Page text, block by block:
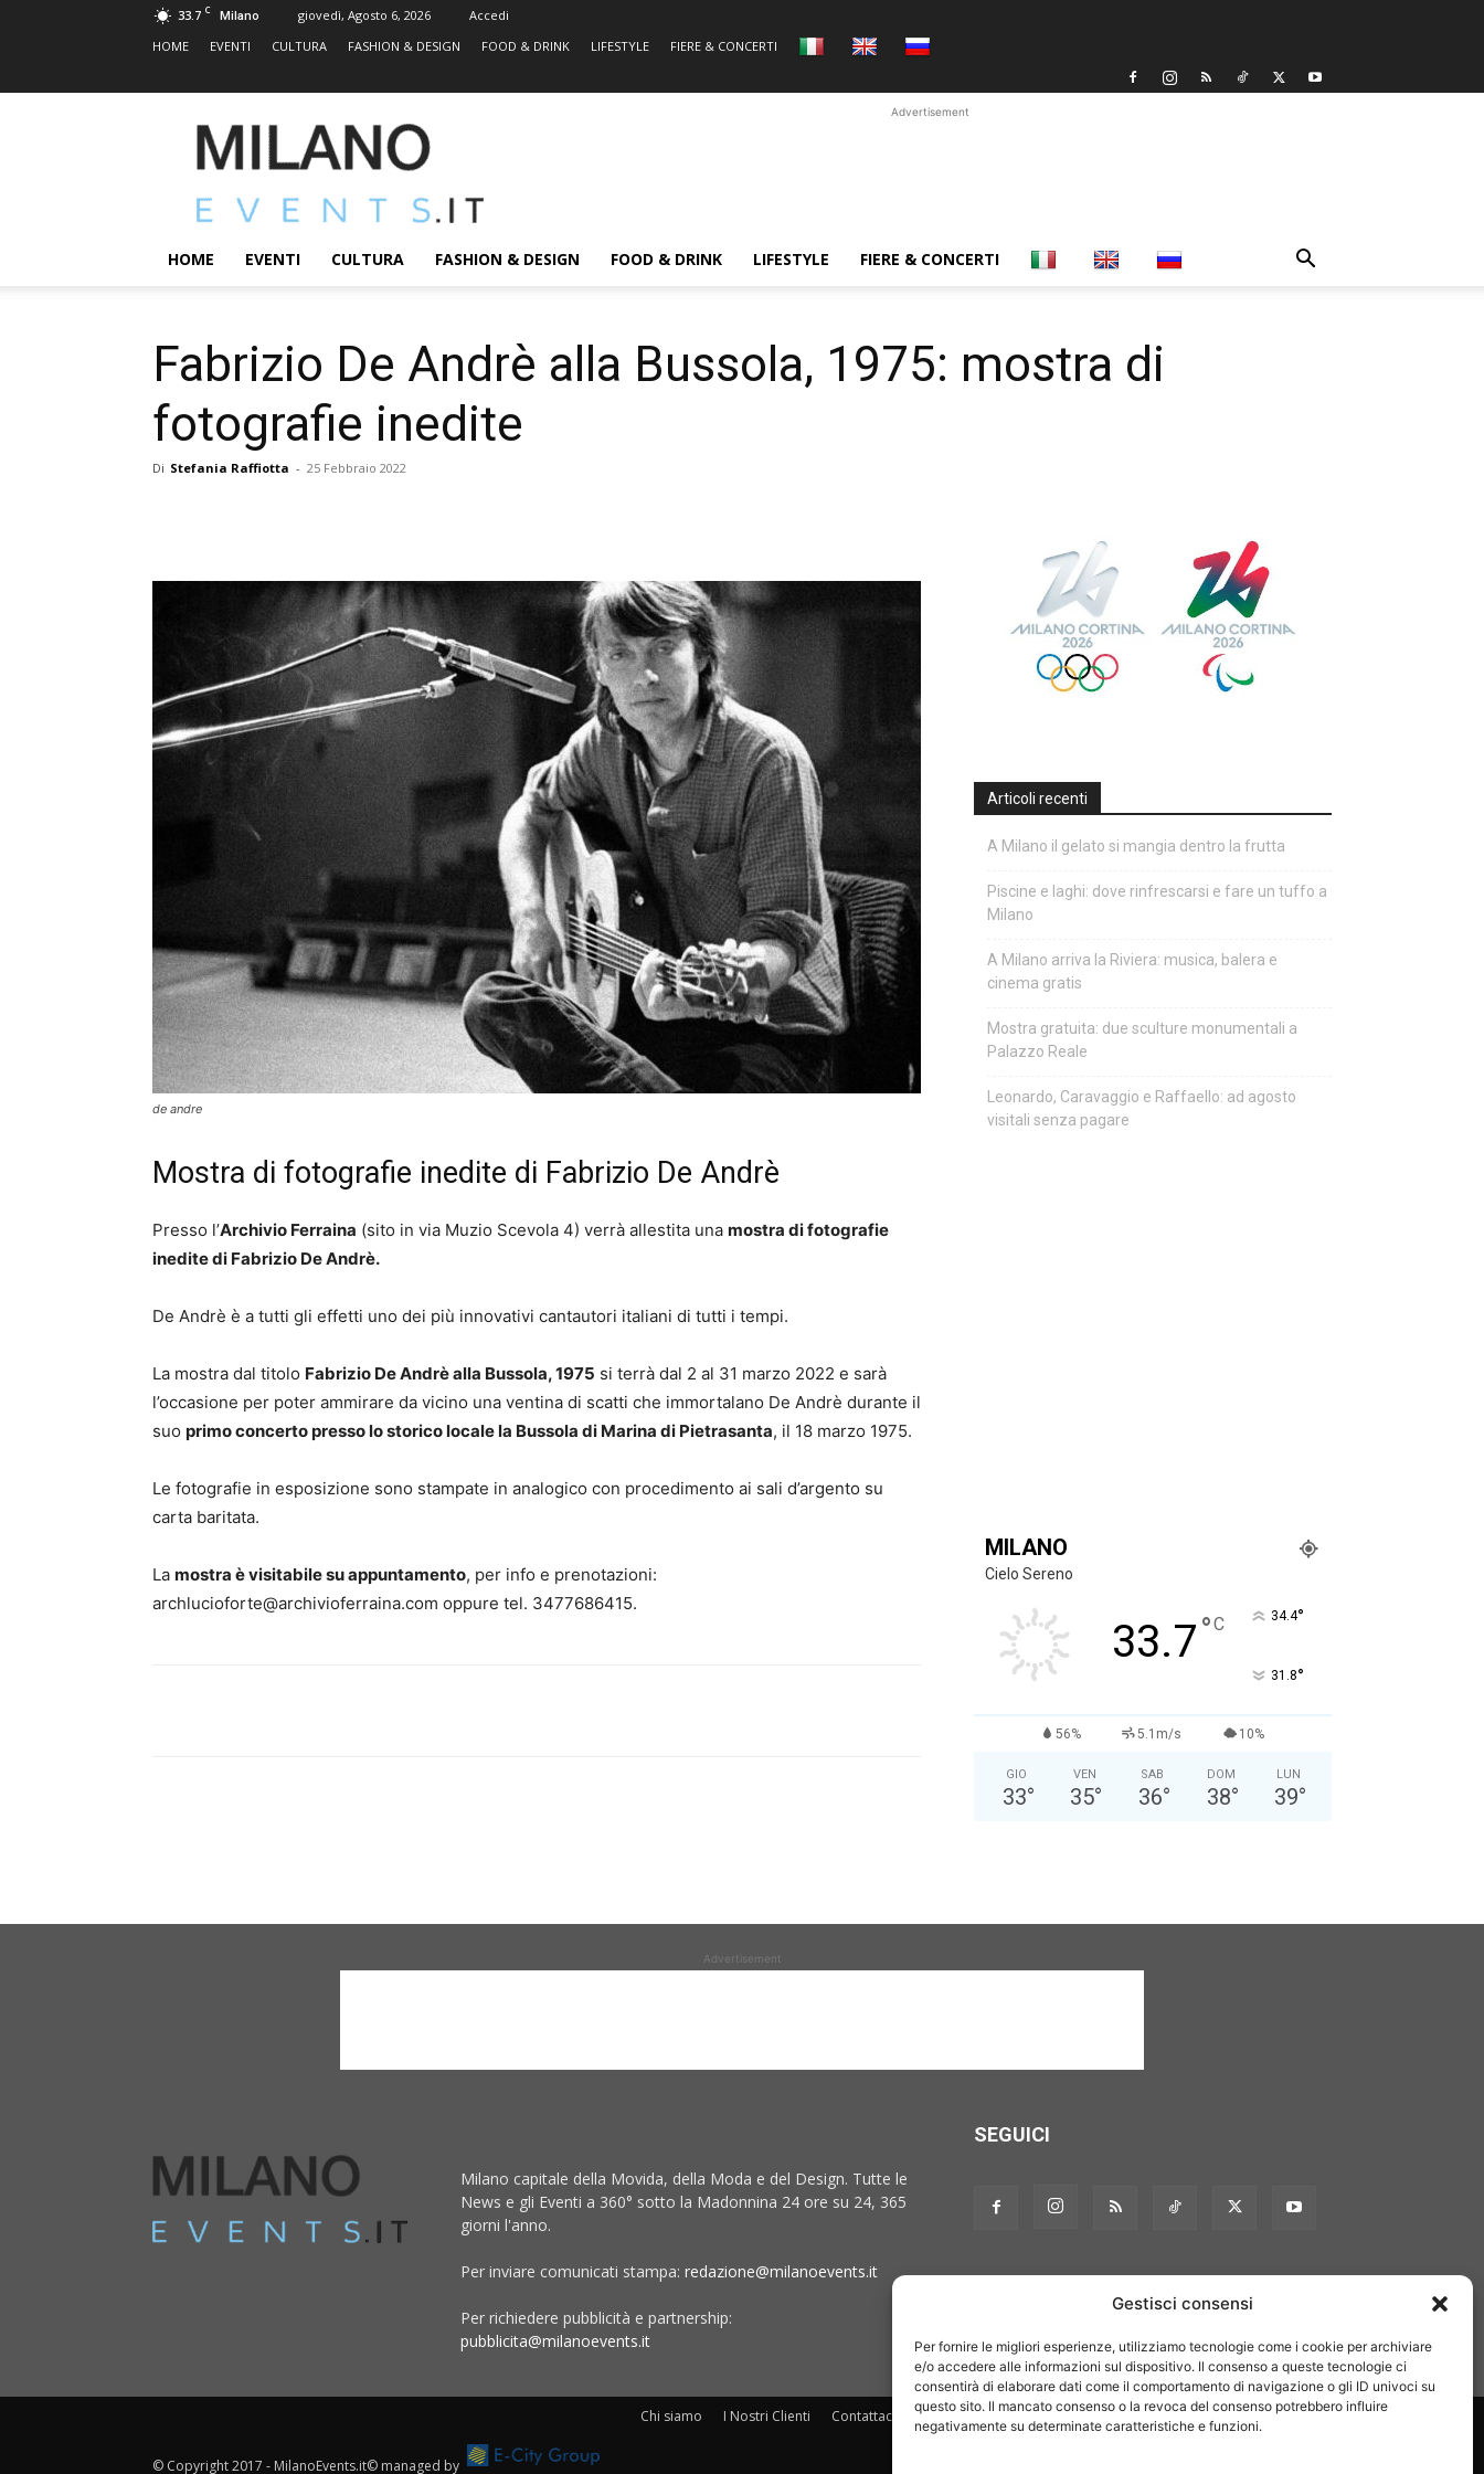
Gestisci consensi
Per fornire le migliori esperienze, utilizziamo tecnologie come i cookie per archiviare
e/o accedere alle informazioni sul dispositivo. Il consenso a queste tecnologie ci
consentirà di elaborare dati come il comportamento di navigazione o gli ID univoci su
questo sito. Il mancato consenso o la revoca del consenso potrebbero influire
negativamente su determinate caratteristiche e funzioni.
33.7 C Milano giovedì, Agosto 6, 2026
Accedi
HOME
EVENTI CULTURA FASHION & DESIGN FOOD & DRINK LIFESTYLE FIERE & CONCERTI
MILANOEVENTS.IT
|
2.0
ed
Eventi
Advertisement
HOME EVENTI CULTURA FASHION & DESIGN FOOD & DRINK LIFESTYLE FIERE & CONCERTI
Fabrizio De Andrè alla Bussola, 1975: mostra di
fotografie inedite
Di Stefania Raffiotta - 25 Febbraio 2022
de andre
Mostra di fotografie inedite di Fabrizio De Andrè
Presso l’Archivio Ferraina (sito in via Muzio Scevola 4) verrà allestita una mostra di fotografie
inedite di Fabrizio De Andrè.
De Andrè è a tutti gli effetti uno dei più innovativi cantautori italiani di tutti i tempi.
La mostra dal titolo Fabrizio De Andrè alla Bussola, 1975 si terrà dal 2 al 31 marzo 2022 e sarà
l’occasione per poter ammirare da vicino una ventina di scatti che immortalano De Andrè durante il
suo primo concerto presso lo storico locale la Bussola di Marina di Pietrasanta, il 18 marzo 1975.
Le fotografie in esposizione sono stampate in analogico con procedimento ai sali d’argento su
carta baritata.
La mostra è visitabile su appuntamento, per info e prenotazioni:
archlucioforte@archivioferraina.com oppure tel. 3477686415.
Articoli recenti
A Milano il gelato si mangia dentro la frutta
Piscine e laghi: dove rinfrescarsi e fare un tuffo a
Milano
A Milano arriva la Riviera: musica, balera e
cinema gratis
Mostra gratuita: due sculture monumentali a
Palazzo Reale
Leonardo, Caravaggio e Raffaello: ad agosto
visitali senza pagare
MILANO
Cielo Sereno
33.7°C 34.4°
31.8°
56% 5.1m/s 10%
GIO
33°
VEN
35°
SAB
36°
DOM
38°
LUN
39°
Advertisement
Milano capitale della Movida, della Moda e del Design. Tutte le
News e gli Eventi a 360° sotto la Madonnina 24 ore su 24, 365
giorni l'anno.
Per inviare comunicati stampa: redazione@milanoevents.it
Per richiedere pubblicità e partnership:
pubblicita@milanoevents.it
SEGUICI
Chi siamo I Nostri Clienti Contattaci Collabora con noi Pubblicità Privacy policy Linee editoriali
© Copyright 2017 - MilanoEvents.it© managed by